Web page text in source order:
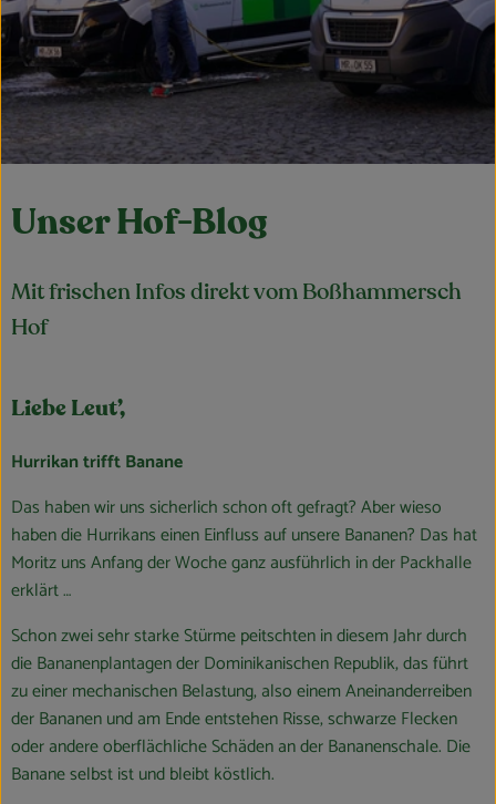
Obst & Gemüse
Kühltheke
Bäckerei
Getränke
Haus, Garten & Co.
So geht’s
Über uns
Blog
Unser Hof-Blog
Mit frischen Infos direkt vom Boßhammersch
Hof
Liebe Leut’,
Hurrikan trifft Banane
Das haben wir uns sicherlich schon oft gefragt? Aber wieso
haben die Hurrikans einen Einfluss auf unsere Bananen? Das hat
Moritz uns Anfang der Woche ganz ausführlich in der Packhalle
erklärt …
Schon zwei sehr starke Stürme peitschten in diesem Jahr durch
die Bananenplantagen der Dominikanischen Republik, das führt
zu einer mechanischen Belastung, also einem Aneinanderreiben
der Bananen und am Ende entstehen Risse, schwarze Flecken
oder andere oberflächliche Schäden an der Bananenschale. Die
Banane selbst ist und bleibt köstlich.